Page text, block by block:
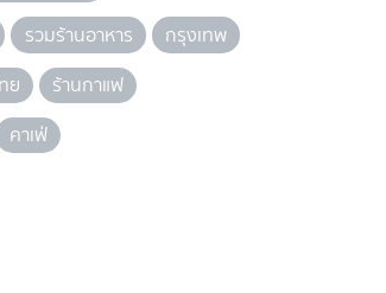
รวมร้านอาหาร
กรุงเทพ
ย
ร้านกาแฟ
คาเฟ่